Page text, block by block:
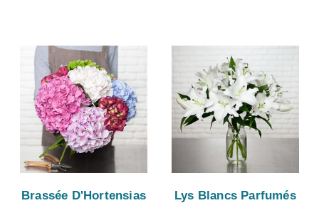
Brassée D'Hortensias Lys Blancs Parfumés